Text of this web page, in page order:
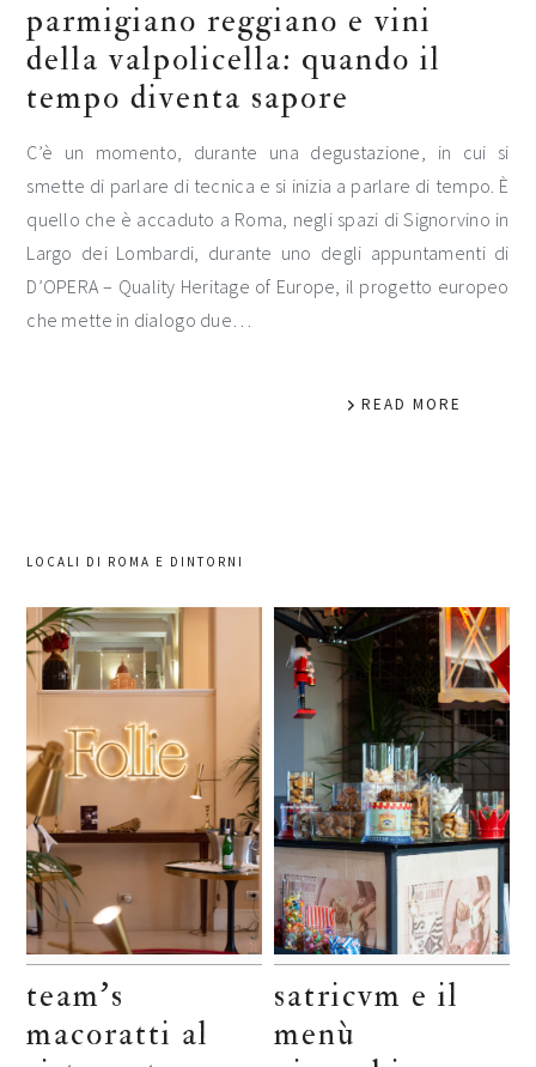
parmigiano reggiano e vini
della valpolicella: quando il
tempo diventa sapore
C’è un momento, durante una degustazione, in cui si
smette di parlare di tecnica e si inizia a parlare di tempo. È
quello che è accaduto a Roma, negli spazi di Signorvino in
Largo dei Lombardi, durante uno degli appuntamenti di
D’OPERA – Quality Heritage of Europe, il progetto europeo
che mette in dialogo due…
READ MORE
LOCALI DI ROMA E DINTORNI
team’s
macoratti al
satricvm e il
menù